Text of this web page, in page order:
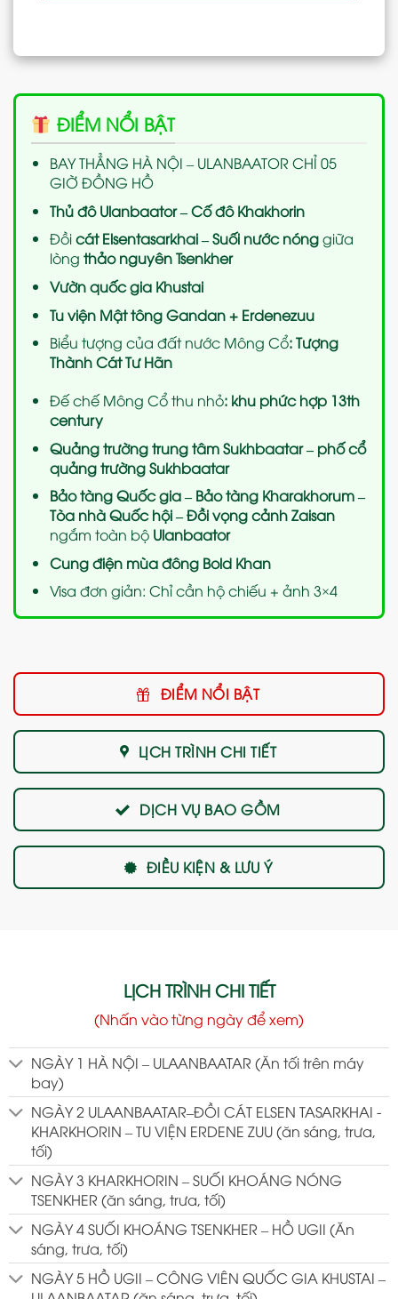
ĐIỂM NỔI BẬT
BAY THẲNG HÀ NỘI – ULANBAATOR CHỈ 05
GIỜ ĐỒNG HỒ
Thủ đô Ulanbaator – Cố đô Khakhorin
Đồicát Elsentasarkhai – Suối nước nónggiữa
lòng thảo nguyên Tsenkher
Vườn quốc gia Khustai
Tu viện Mật tông Gandan + Erdenezuu
Biểu tượng của đất nước Mông Cổ: Tượng
Thành Cát Tư Hãn
Đế chế Mông Cổ thu nhỏ: khu phức hợp 13th
century
Quảng trường trung tâm Sukhbaatar – phố cổ
quảng trường Sukhbaatar
Bảo tàng Quốc gia – Bảo tàng Kharakhorum –
Tòa nhà Quốc hội – Đồi vọng cảnh Zaisan
ngắm toàn bộUlanbaator
Cung điện mùa đông Bold Khan
Visa đơn giản: Chỉ cần hộ chiếu + ảnh 3×4
LỊCH TRÌNH CHI TIẾT
(Nhấn vào từng ngày để xem)
NGÀY 1 HÀ NỘI – ULAANBAATAR (Ăn tối trên máy
bay)
NGÀY 2 ULAANBAATAR–ĐỒI CÁT ELSEN TASARKHAI -
KHARKHORIN – TU VIỆN ERDENE ZUU (ăn sáng, trưa,
tối)
NGÀY 3 KHARKHORIN – SUỐI KHOÁNG NÓNG
TSENKHER (ăn sáng, trưa, tối)
NGÀY 4 SUỐI KHOÁNG TSENKHER – HỒ UGII (Ăn
sáng, trưa, tối)
NGÀY 5 HỒ UGII – CÔNG VIÊN QUỐC GIA KHUSTAI –
ĐIỂM NỔI BẬT
LỊCH TRÌNH CHI TIẾT
DỊCH VỤ BAO GỒM
ĐIỀU KIỆN & LƯU Ý